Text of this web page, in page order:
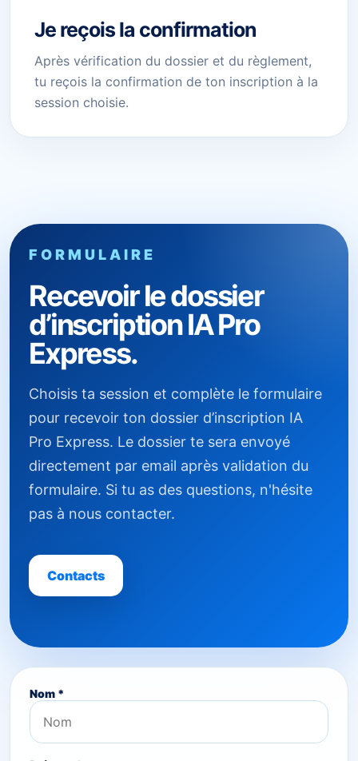
Je reçois la confirmation
Après vérification du dossier et du règlement,
tu reçois la confirmation de ton inscription à la
session choisie.
FORMULAIRE
Recevoir le dossier
d’inscription IA Pro
Express.
Choisis ta session et complète le formulaire
pour recevoir ton dossier d’inscription IA
Pro Express. Le dossier te sera envoyé
directement par email après validation du
formulaire. Si tu as des questions, n'hésite
pas à nous contacter.
Contacts
Nom *